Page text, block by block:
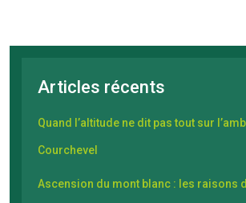
Articles récents
Quand l’altitude ne dit pas tout sur
Courchevel
Ascension du mont blanc : les raisons